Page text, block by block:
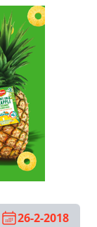
26-2-2018